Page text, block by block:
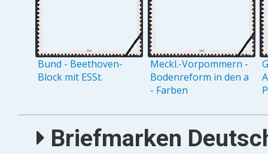
Bund - Beethoven-
Block mit ESSt.
Meckl.-Vorpommern -
Bodenreform in den a
- Farben
Briefmarken